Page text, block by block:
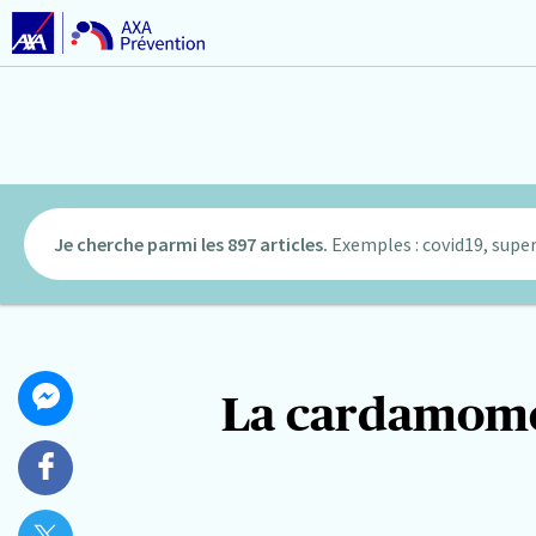
Je cherche parmi les 897 articles. Exemples : covid19,
La
Partager
cet
article
Partager
sur
Messenger
Partager
sur